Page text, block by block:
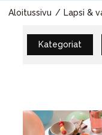
Aloitussivu Lapsi &
Kategoriat